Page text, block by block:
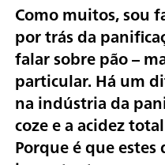
Como muitos, sou
por trás da
falar sobre pão –
particular. Há um
na indústria da
coze e a acidez
Porque é que